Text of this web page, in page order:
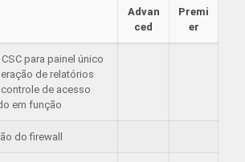
Advan
ced
Premi
er
para painel único
de relatórios
de acesso
em função
do firewall